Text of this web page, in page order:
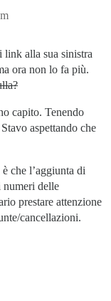
link alla sua sinistra
ora non lo fa più.
capito. Tenendo
Stavo aspettando che
che l’aggiunta di
numeri delle
prestare attenzione
cancellazioni.